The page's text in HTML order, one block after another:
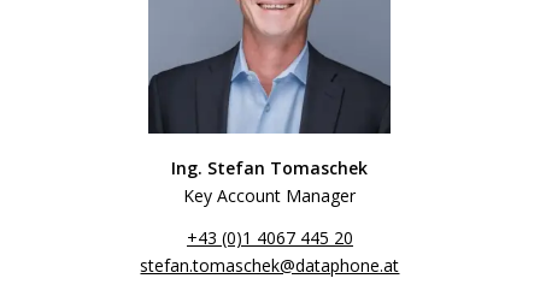
Ing. Stefan Tomaschek
Key Account Manager
+43 (0)1 4067 445 20
stefan.tomaschek@dataphone.at